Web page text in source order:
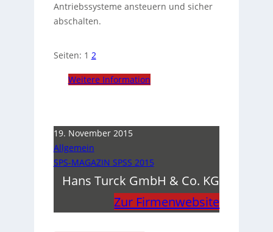
Antriebssysteme ansteuern und sicher
abschalten.
Seiten: 1 2
Weitere Information
19. November 2015
Allgemein
SPS-MAGAZIN SPSS 2015
Hans Turck GmbH & Co. KG
Zur Firmenwebsite